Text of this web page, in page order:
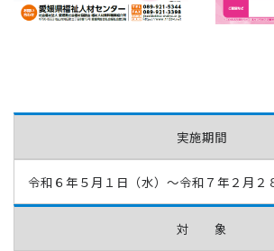
実施期間
令和６年５月１日（水）〜令和７年２月２
対 象